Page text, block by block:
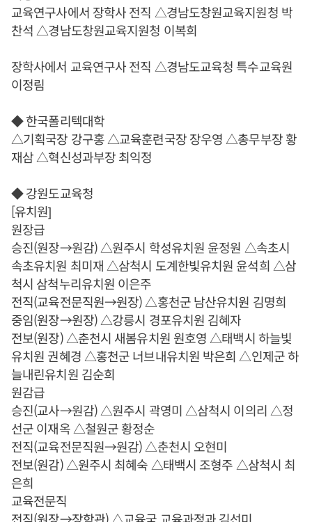
교육연구사에서 장학사 전직 △경남도창원교육지원청 박
찬석 △경남도창원교육지원청 이복희
장학사에서 교육연구사 전직 △경남도교육청 특수교육원
이정림
◆ 한국폴리텍대학
△기획국장 강구홍 △교육훈련국장 장우영 △총무부장 황
재삼 △혁신성과부장 최익정
◆ 강원도교육청
[유치원]
원장급
승진(원장→원감) △원주시 학성유치원 윤정원 △속초시
속초유치원 최미재 △삼척시 도계한빛유치원 윤석희 △삼
척시 삼척누리유치원 이은주
전직(교육전문직원→원장) △홍천군 남산유치원 김명희
중임(원장→원장) △강릉시 경포유치원 김혜자
전보(원장) △춘천시 새봄유치원 원호영 △태백시 하늘빛
유치원 권혜경 △홍천군 너브내유치원 박은희 △인제군 하
늘내린유치원 김순희
원감급
승진(교사→원감) △원주시 곽영미 △삼척시 이의리 △정
선군 이재옥 △철원군 황정순
전직(교육전문직원→원감) △춘천시 오현미
전보(원감) △원주시 최혜숙 △태백시 조형주 △삼척시 최
은희
교육전문직